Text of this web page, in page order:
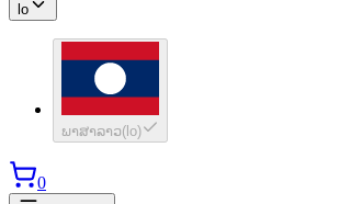
lo
ພາສາລາວ( lo)
0